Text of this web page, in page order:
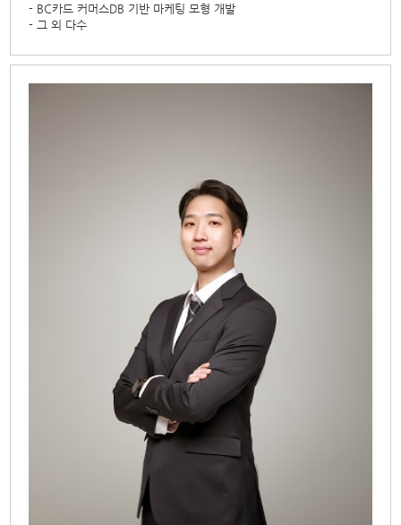
- BC카드 커머스DB 기반 마케팅 모형 개발
- 그 외 다수